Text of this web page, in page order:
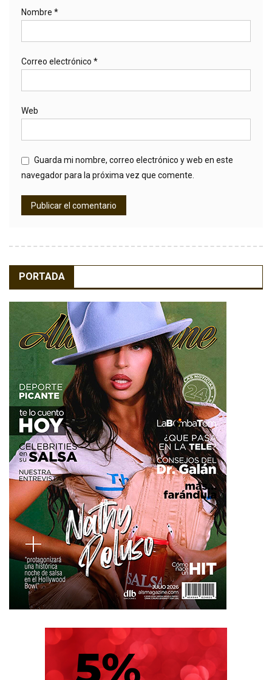
Nombre *
Correo electrónico *
Web
Guarda mi nombre, correo electrónico y web en este
navegador para la próxima vez que comente.
PORTADA